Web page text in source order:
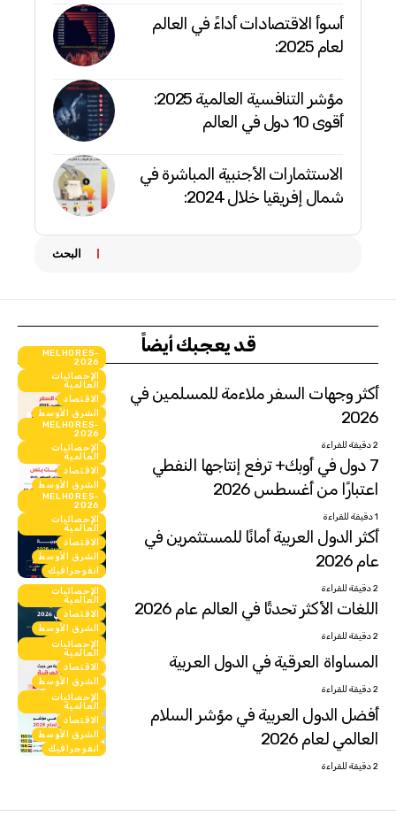
أسوأ الاقتصادات أداءً في العالم
لعام 2025:
مؤشر التنافسية العالمية 2025:
أقوى 10 دول في العالم
الاستثمارات الأجنبية المباشرة في
شمال إفريقيا خلال 2024:
البحث
قد يعجبك أيضاً
MELHORES-
2026
الإحصائيات
العالمية
الاقتصاد
الشرق الأوسط
انفوجرافيك
أكثر وجهات السفر ملاءمة للمسلمين في
2026
2 دقيقة للقراءة
MELHORES-
2026
الإحصائيات
العالمية
الاقتصاد
الشرق الأوسط
انفوجرافيك
7 دول في أوبك+ ترفع إنتاجها النفطي
اعتبارًا من أغسطس 2026
1 دقيقة للقراءة
MELHORES-
2026
الإحصائيات
العالمية
الاقتصاد
الشرق الأوسط
انفوجرافيك
أكثر الدول العربية أمانًا للمستثمرين في
عام 2026
2 دقيقة للقراءة
الإحصائيات
العالمية
الاقتصاد
الشرق الأوسط
انفوجرافيك
اللغات الأكثر تحدثًا في العالم عام 2026
2 دقيقة للقراءة
الإحصائيات
العالمية
الاقتصاد
الشرق الأوسط
انفوجرافيك
المساواة العرقية في الدول العربية
2 دقيقة للقراءة
الإحصائيات
العالمية
الاقتصاد
الشرق الأوسط
انفوجرافيك
أفضل الدول العربية في مؤشر السلام
العالمي لعام 2026
2 دقيقة للقراءة